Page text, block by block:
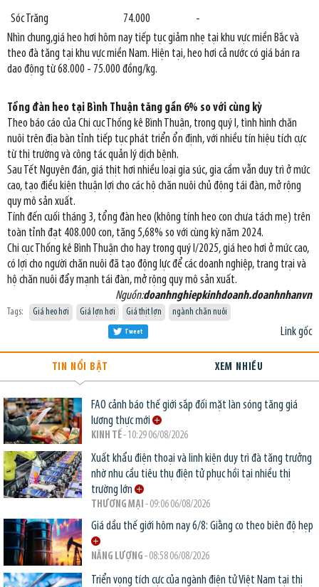
Sóc Trăng
74.000
-
Nhìn chung,giá heo hơi hôm nay tiếp tục giảm nhẹ tại khu vực miền Bắc và
theo đà tăng tại khu vực miền Nam. Hiện tại, heo hơi cả nước có giá bán ra
dao động từ 68.000 - 75.000 đồng/kg.
Tổng đàn heo tại Bình Thuận tăng gần 6% so với cùng kỳ
Theo báo cáo của Chi cục Thống kê Bình Thuận, trong quý I, tình hình chăn
nuôi trên địa bàn tỉnh tiếp tục phát triển ổn định, với nhiều tín hiệu tích cực
từ thị trường và công tác quản lý dịch bệnh.
Sau Tết Nguyên đán, giá thịt hơi nhiều loại gia súc, gia cầm vẫn duy trì ở mức
cao, tạo điều kiện thuận lợi cho các hộ chăn nuôi chủ động tái đàn, mở rộng
quy mô sản xuất.
Tính đến cuối tháng 3, tổng đàn heo (không tính heo con chưa tách mẹ) trên
toàn tỉnh đạt 408.000 con, tăng 5,68% so với cùng kỳ năm 2024.
Chi cục Thống kê Bình Thuận cho hay trong quý I/2025, giá heo hơi ở mức cao,
có lợi cho người chăn nuôi đã tạo động lực để các doanh nghiệp, trang trại và
hộ chăn nuôi đẩy mạnh tái đàn, mở rộng quy mô sản xuất.
Nguồn:doanhnghiepkinhdoanh.doanhnhanvn
Tags: Giá heo hơi Giá lợn hơi Giá thịt lợn ngành chăn nuôi
Link gốc
Tweet
TIN NỔI BẬT XEM NHIỀU
FAO cảnh báo thế giới sắp đối mặt làn sóng tăng giá
lương thực mới
KINH TẾ- 10:29 06/08/2026
Xuất khẩu điện thoại và linh kiện duy trì đà tăng trưởng
nhờ nhu cầu tiêu thụ điện tử phục hồi tại nhiều thị
trường lớn
THƯƠNG MẠI - 09:06 06/08/2026
Giá dầu thế giới hôm nay 6/8: Giằng co theo biên độ hẹp
NĂNG LƯỢNG - 08:58 06/08/2026
Triển vọng tích cực của ngành điện tử Việt Nam tại thị